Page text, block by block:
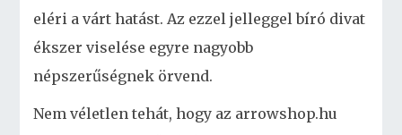
eléri a várt hatást. Az ezzel jelleggel bíró divat
ékszer viselése egyre nagyobb
népszerűségnek örvend.
Nem véletlen tehát, hogy az arrowshop.hu